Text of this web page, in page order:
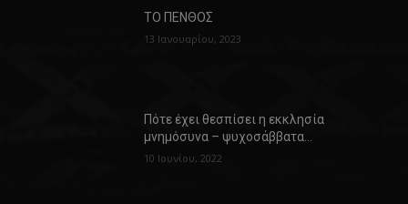
ΤΟ ΠΕΝΘΟΣ
13 Ιανουαρίου, 2023
Πότε έχει θεσπίσει η εκκλησία
μνημόσυνα – ψυχοσάββατα…
10 Ιουνίου, 2022